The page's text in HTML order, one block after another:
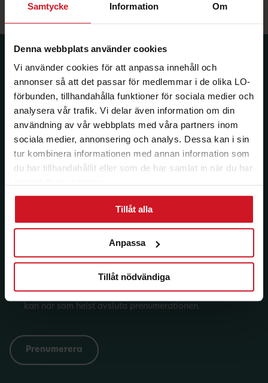
Samtycke Information Om
Denna webbplats använder cookies
Vi använder cookies för att anpassa innehåll och
annonser så att det passar för medlemmar i de olika LO-
förbunden, tillhandahålla funktioner för sociala medier och
analysera vår trafik. Vi delar även information om din
användning av vår webbplats med våra partners inom
sociala medier, annonsering och analys. Dessa kan i sin
tur kombinera informationen med annan information som
du har tillhandahållit eller som de har samlat in när du har
Tillåt alla
Anpassa
Tillåt nödvändiga
Prenumerera på dina
medlemsförmåner.
Få LO Mervärdes nyhetsbrev varje
månad till din inkorg.
Förbund:
Jag vill ha e-post om aktuella erbjudanden och
medlemsförmåner från LO Mervärde. LO Mervärde
kommer att hantera mina personuppgifter i enlighet
kan när som helst avsluta prenumerationen.